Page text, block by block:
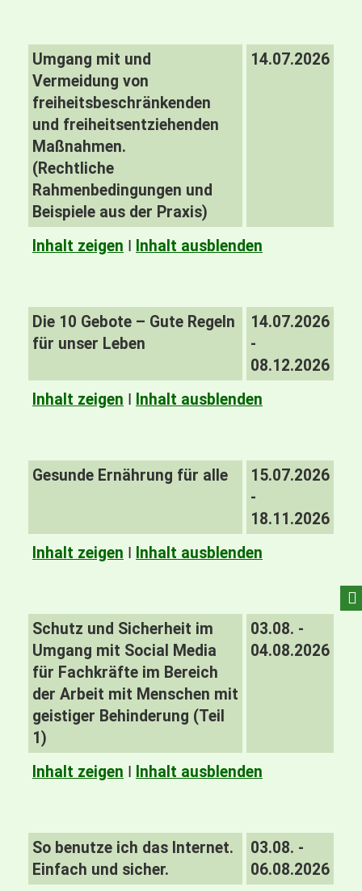
Umgang mit und
Vermeidung von
freiheitsbeschränkenden
und freiheitsentziehenden
Maßnahmen.
(Rechtliche
Rahmenbedingungen und
Beispiele aus der Praxis)
14.07.2026
Inhalt zeigen I Inhalt ausblenden
Die 10 Gebote – Gute Regeln
für unser Leben
14.07.2026
-
08.12.2026
Inhalt zeigen I Inhalt ausblenden
Gesunde Ernährung für alle
15.07.2026
-
18.11.2026
Inhalt zeigen I Inhalt ausblenden
Schutz und Sicherheit im
Umgang mit Social Media
für Fachkräfte im Bereich
der Arbeit mit Menschen mit
geistiger Behinderung (Teil
1)
03.08. -
04.08.2026
Inhalt zeigen I Inhalt ausblenden
So benutze ich das Internet.
Einfach und sicher.
03.08. -
06.08.2026